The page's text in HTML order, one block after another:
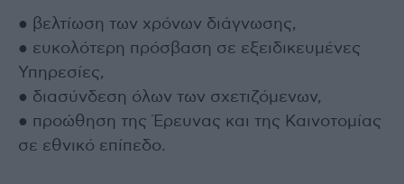
● βελτίωση των χρόνων διάγνωσης,
● ευκολότερη πρόσβαση σε εξειδικευμένες
Υπηρεσίες,
● διασύνδεση όλων των σχετιζόμενων,
● προώθηση της Έρευνας και της Καινοτομίας
σε εθνικό επίπεδο.